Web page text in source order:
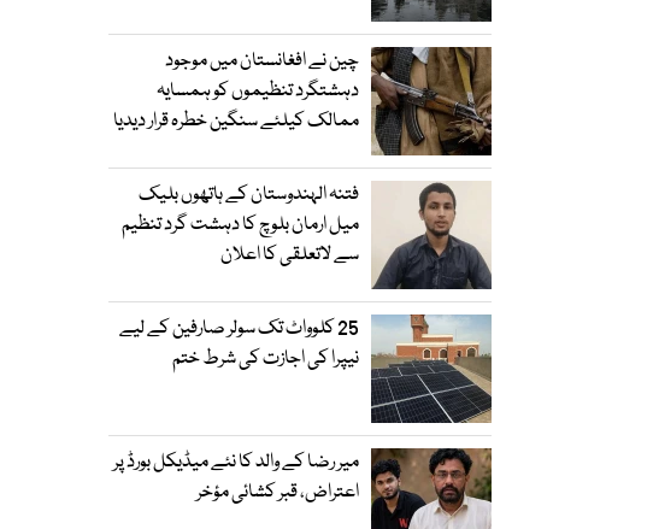
چین نے افغانستان میں موجود
دہشتگرد تنظیموں کو ہمسایہ
ممالک کیلئے سنگین خطرہ قرار دیدیا
فتنہ الہندوستان کے ہاتھوں بلیک
میل ارمان بلوچ کا دہشت گرد تنظیم
سے لاتعلقی کا اعلان
25 کلوواٹ تک سولر صارفین کے لیے
نیپرا کی اجازت کی شرط ختم
میر رضا کے والد کا نئے میڈیکل بورڈ پر
اعتراض، قبر کشائی مؤخر